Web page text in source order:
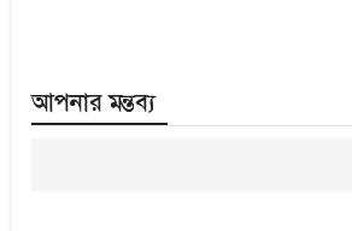
আপনার মন্তব্য